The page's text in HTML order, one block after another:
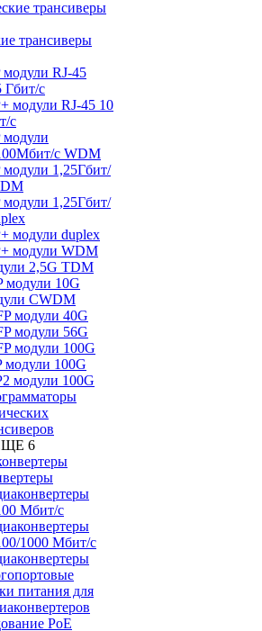
трансиверы
модули RJ-45
Гбит/c
модули RJ-45 10
c
модули
с WDM
модули 1,25Гбит/
модули 1,25Гбит/
модули duplex
модули WDM
2,5G TDM
модули 10G
CWDM
модули 40G
модули 56G
модули 100G
модули 100G
модули 100G
6
Мбит/с
1000 Мбит/c
питания для